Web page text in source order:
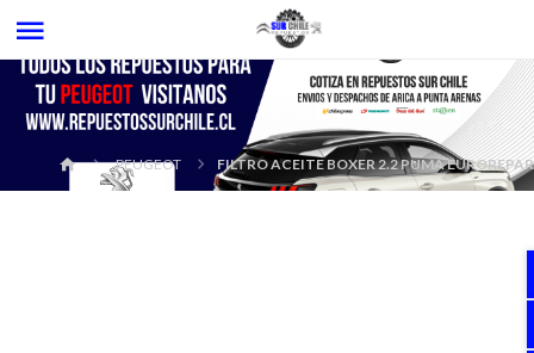
PEUGEOT FILTRO ACEITE BOXER 2.2 PUMA EUROREPAR